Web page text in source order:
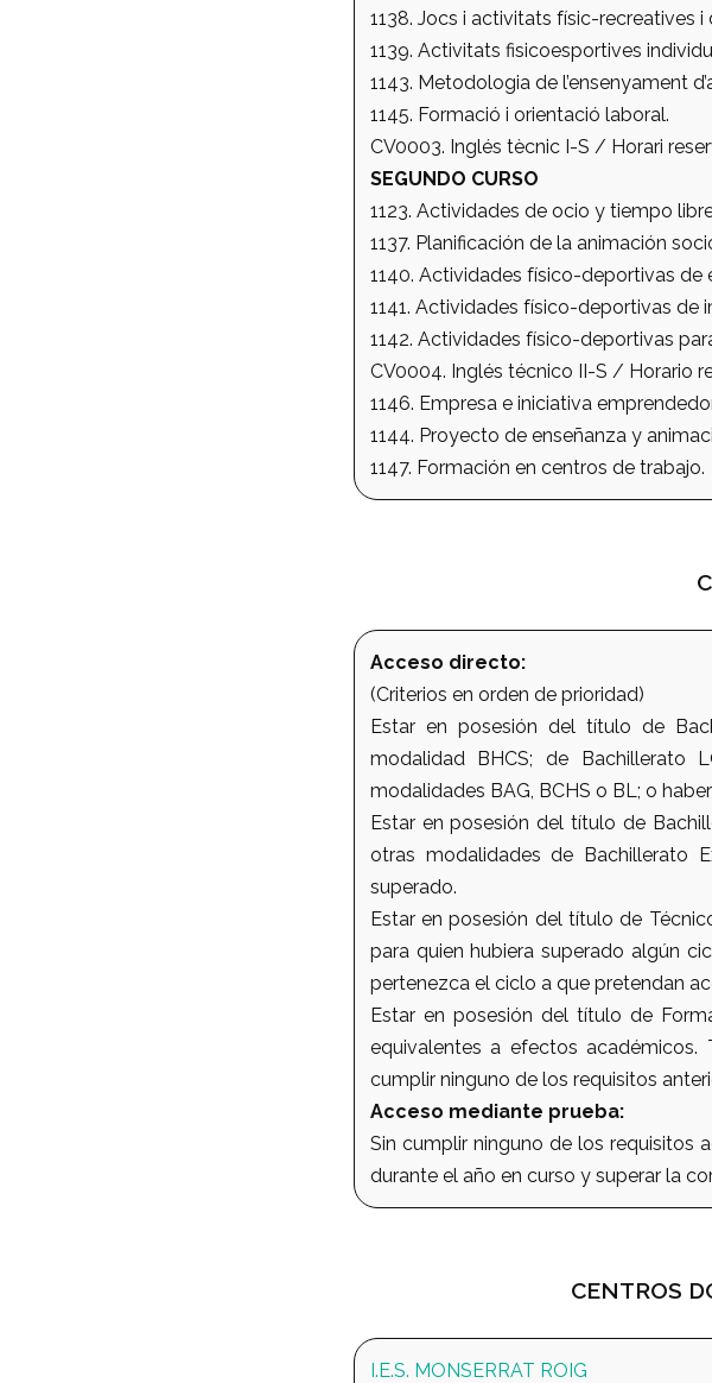
1138. Jocs i activitats físic-recreatives i
1139. Activitats fisicoesportives
1143. Metodologia de l’ensenyament
1145. Formació i orientació laboral.
CV0003. Inglés tècnic I-S / Horari
SEGUNDO CURSO
1123. Actividades de ocio y tiempo
1137. Planificación de la animación
1140. Actividades físico-deportivas de
1141. Actividades físico-deportivas de
1142. Actividades físico-deportivas
CV0004. Inglés técnico II-S / Horario
1146. Empresa e iniciativa
1144. Proyecto de enseñanza y
1147. Formación en centros de trabajo.
Acceso directo:
(Criterios en orden de prioridad)
Estar en posesión del título de
modalidad BHCS; de Bachillerato
modalidades BAG, BCHS o BL; o
Estar en posesión del título de
otras modalidades de Bachillerato
superado.
Estar en posesión del título de
para quien hubiera superado algún
pertenezca el ciclo a que pretendan
Estar en posesión del título de
equivalentes a efectos académicos.
cumplir ninguno de los requisitos
Acceso mediante prueba:
Sin cumplir ninguno de los requisitos
durante el año en curso y superar la
CENTROS
I.E.S. MONSERRAT ROIG